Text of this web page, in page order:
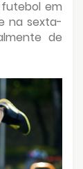
em
na sexta-
de